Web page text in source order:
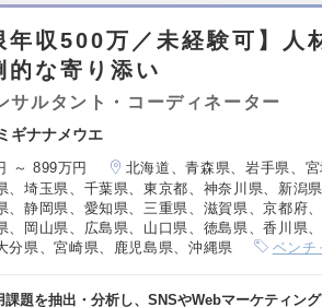
年収500万／未経験可】
的な寄り添い
サルタント・コーディネーター
ギナナメウエ
～ 899万円
北海道、青森県、岩手県、
、埼玉県、千葉県、東京都、神奈川県、新潟
、静岡県、愛知県、三重県、滋賀県、京都府
、岡山県、広島県、山口県、徳島県、香川県
分県、宮崎県、鹿児島県、沖縄県
ベンチ
課題を抽出・分析し、SNSやWebマーケティン